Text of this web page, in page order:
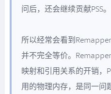
问后，还会继续贡献PSS。
所以经常会看到
并不完全等价。
映射和引用关系的开销，
用的物理内存，是同一问